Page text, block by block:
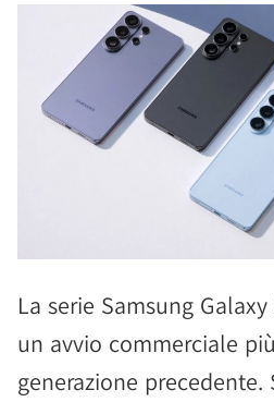
La serie Samsung
un avvio commerciale
generazione